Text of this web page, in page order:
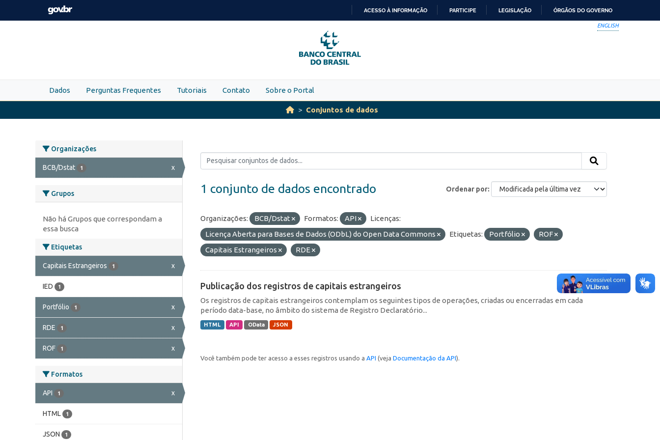
Skip to main content
PARA
O
CONTEÚDO
ACESSO À INFORMAÇÃO PARTICIPE LEGISLAÇÃO ÓRGÃOS DO GOVERNO
ENGLISH
Dados Perguntas Frequentes Tutoriais Contato Sobre o Portal
Conjuntos de dados
Organizações
BCB/Dstat 1 x
Grupos
Não há Grupos que correspondam a
essa busca
Etiquetas
Capitais Estrangeiros 1 x
IED 1
Portfólio 1 x
RDE 1 x
ROF 1 x
Formatos
API 1 x
HTML 1
JSON 1
Ordenar por
1 conjunto de dados encontrado
Organizações: BCB/Dstat Formatos: API
Licenças:
Licença Aberta para Bases de Dados (ODbL) do Open Data Commons
Etiquetas: Portfólio
ROF
Capitais Estrangeiros
RDE
Publicação dos registros de capitais estrangeiros
Os registros de capitais estrangeiros contemplam os seguintes tipos de operações, criadas ou encerradas em cada
período data-base, no âmbito do sistema de Registro Declaratório...
HTML API OData JSON
Você também pode ter acesso a esses registros usando a API (veja Documentação da API).